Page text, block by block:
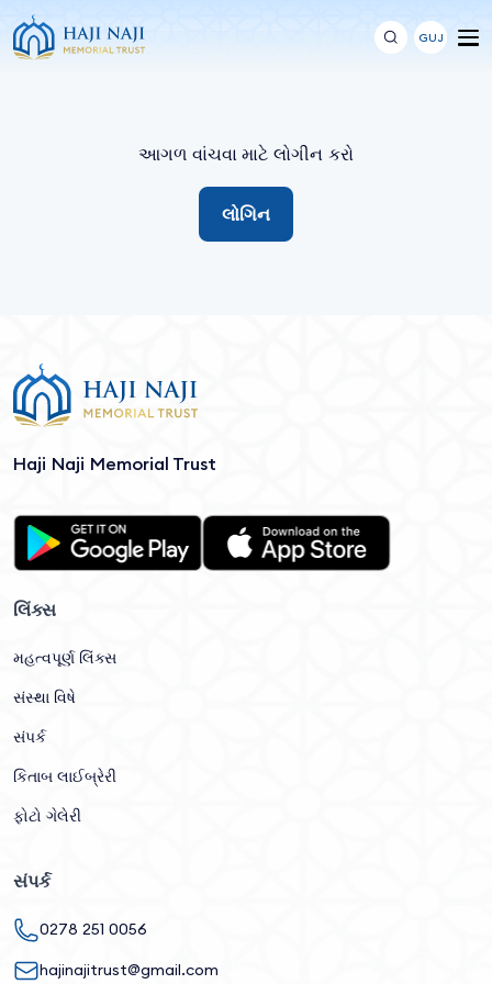
GUJ
આગળ વાંચવા માટે લોગીન કરો
લોગિન
Haji Naji Memorial Trust
લિંક્સ
મહત્વપૂર્ણ લિંક્સ
સંસ્થા વિષે
સંપર્ક
કિતાબ લાઈબ્રેરી
ફોટો ગેલેરી
સંપર્ક
0278 251 0056
hajinajitrust@gmail.com